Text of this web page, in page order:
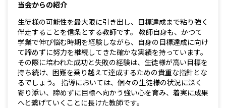
当会からの紹介
生徒様の可能性を最大限に引き出し、目標達成まで粘り強く
伴走することを信条とする教師です。 教師自身も、かつて
学業で伸び悩む時期を経験しながら、自身の目標達成に向け
て諦めずに努力を継続してきた確かな実績を持っています。
その際に培われた成功と失敗の経験は、生徒様が高い目標を
持ち続け、困難を乗り越えて達成するための貴重な指針とな
るでしょう。 指導においては、個々の生徒様の状況に深く
寄り添い、諦めずに目標へ向かう強い心を育み、着実に成果
へと繋げていくことに長けた教師です。